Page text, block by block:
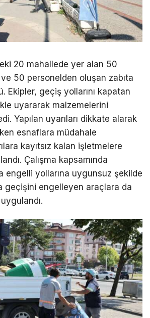
20 mahallede yer alan 50
50 personelden oluşan zabıta
Ekipler, geçiş yollarını kapatan
uyararak malzemelerini
Yapılan uyarıları dikkate alarak
esnaflara müdahale
kayıtsız kalan işletmelere
Çalışma kapsamında
engelli yollarına uygunsuz şekilde
geçişini engelleyen araçlara da